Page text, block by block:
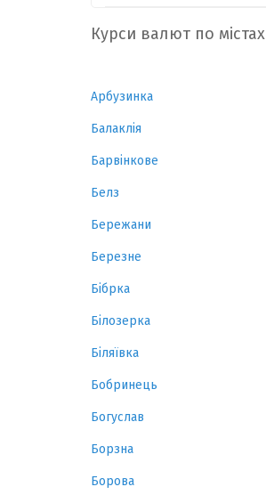
Курси валют по містах
Арбузинка
Балаклія
Барвінкове
Белз
Бережани
Березне
Бібрка
Білозерка
Біляївка
Бобринець
Богуслав
Борзна
Борова